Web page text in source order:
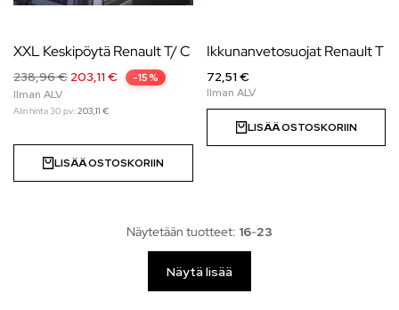
XXL Keskipöytä Renault T/ C
238,96€ 203,11 € -15%
Alin hinta 30 pv: 203,11 €
LISÄÄ OSTOSKORIIN
Ikkunanvetosuojat Renault T
72,51 €
LISÄÄ OSTOSKORIIN
Näytetään tuotteet: 16-23
Näytä lisää